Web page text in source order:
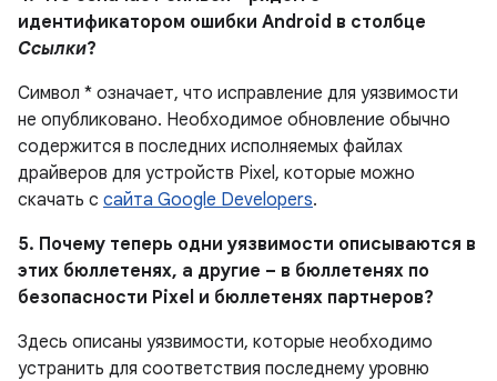
идентификатором ошибки Android в столбце
Ссылки?
Символ * означает, что исправление для уязвимости
не опубликовано. Необходимое обновление обычно
содержится в последних исполняемых файлах
драйверов для устройств Pixel, которые можно
скачать с сайта Google Developers.
5. Почему теперь одни уязвимости описываются в
этих бюллетенях, а другие – в бюллетенях по
безопасности Pixel и бюллетенях партнеров?
Здесь описаны уязвимости, которые необходимо
устранить для соответствия последнему уровню